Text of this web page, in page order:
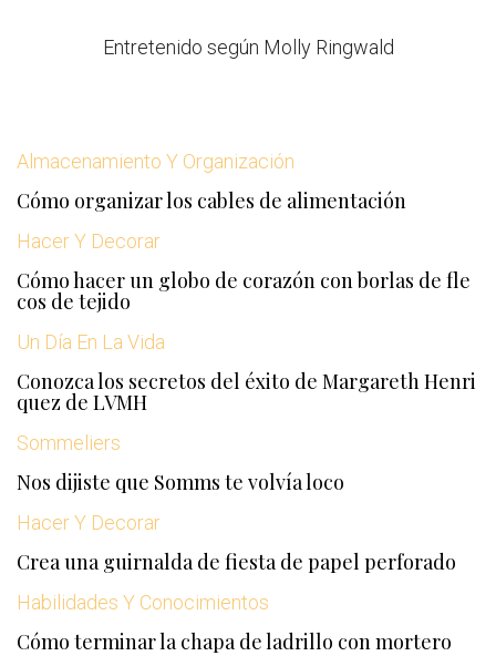
Entretenido según Molly Ringwald
Almacenamiento Y Organización
Cómo organizar los cables de alimentación
Hacer Y Decorar
Cómo hacer un globo de corazón con borlas de fle
cos de tejido
Un Día En La Vida
Conozca los secretos del éxito de Margareth Henri
quez de LVMH
Sommeliers
Nos dijiste que Somms te volvía loco
Hacer Y Decorar
Crea una guirnalda de fiesta de papel perforado
Habilidades Y Conocimientos
Cómo terminar la chapa de ladrillo con mortero